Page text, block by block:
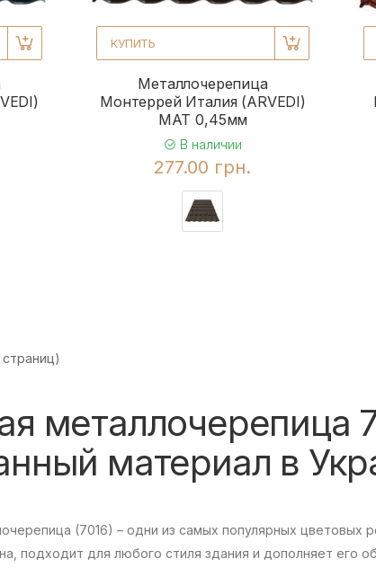
КУПИТЬ
Металлочерепица
Монтеррей Италия (ARVEDI)
МАТ 0,45мм
В наличии
277.00 грн.
страниц)
металлочерепица
материал в
(7016) – одни из самых популярных цветовых
подходит для любого стиля здания и дополняет его